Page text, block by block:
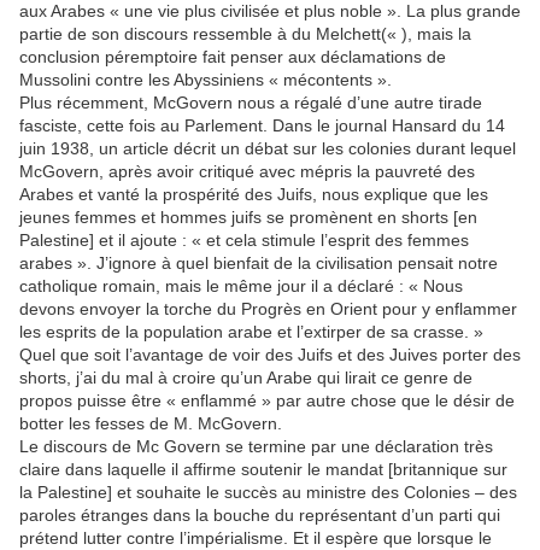
aux Arabes « une vie plus civilisée et plus noble ». La plus grande
partie de son discours ressemble à du Melchett(« ), mais la
conclusion péremptoire fait penser aux déclamations de
Mussolini contre les Abyssiniens « mécontents ».
Plus récemment, McGovern nous a régalé d’une autre tirade
fasciste, cette fois au Parlement. Dans le journal Hansard du 14
juin 1938, un article décrit un débat sur les colonies durant lequel
McGovern, après avoir critiqué avec mépris la pauvreté des
Arabes et vanté la prospérité des Juifs, nous explique que les
jeunes femmes et hommes juifs se promènent en shorts [en
Palestine] et il ajoute : « et cela stimule l’esprit des femmes
arabes ». J’ignore à quel bienfait de la civilisation pensait notre
catholique romain, mais le même jour il a déclaré : « Nous
devons envoyer la torche du Progrès en Orient pour y enflammer
les esprits de la population arabe et l’extirper de sa crasse. »
Quel que soit l’avantage de voir des Juifs et des Juives porter des
shorts, j’ai du mal à croire qu’un Arabe qui lirait ce genre de
propos puisse être « enflammé » par autre chose que le désir de
botter les fesses de M. McGovern.
Le discours de Mc Govern se termine par une déclaration très
claire dans laquelle il affirme soutenir le mandat [britannique sur
la Palestine] et souhaite le succès au ministre des Colonies – des
paroles étranges dans la bouche du représentant d’un parti qui
prétend lutter contre l’impérialisme. Et il espère que lorsque le